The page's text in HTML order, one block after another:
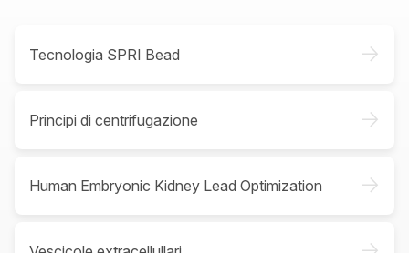
Tecnologia SPRI Bead ->
Principi di centrifugazione ->
Human Embryonic Kidney Lead Optimization ->